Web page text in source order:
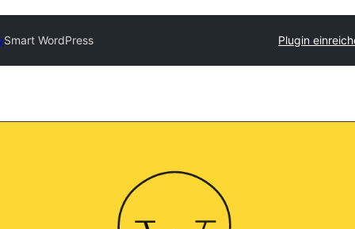
Smart WordPress Plugin